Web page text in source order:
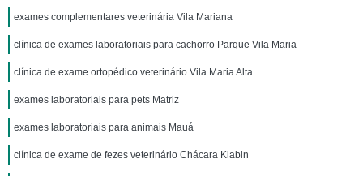
exames complementares veterinária Vila Mariana
clínica de exames laboratoriais para cachorro Parque Vila Maria
clínica de exame ortopédico veterinário Vila Maria Alta
exames laboratoriais para pets Matriz
exames laboratoriais para animais Mauá
clínica de exame de fezes veterinário Chácara Klabin